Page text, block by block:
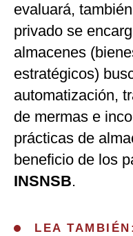
evaluará,
privado se
almacenes
estratégicos)
automatización,
de mermas e
prácticas de
beneficio de los
INSNSB.
LEA